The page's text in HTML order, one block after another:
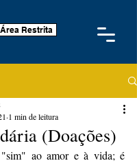
Área Restrita
(Doações)
1 min de leitura
"sim" ao amor e à vida; é